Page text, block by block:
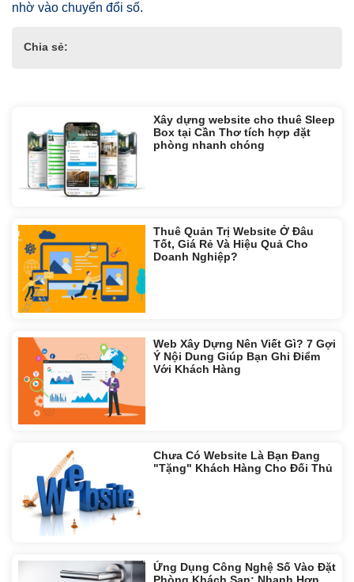
nhờ vào chuyển đổi số.
Chia sẻ:
Xây dựng website cho thuê Sleep
Box tại Cần Thơ tích hợp đặt
phòng nhanh chóng
Thuê Quản Trị Website Ở Đâu
Tốt, Giá Rẻ Và Hiệu Quả Cho
Doanh Nghiệp?
Web Xây Dựng Nên Viết Gì? 7 Gợi
Ý Nội Dung Giúp Bạn Ghi Điểm
Với Khách Hàng
Chưa Có Website Là Bạn Đang
"Tặng" Khách Hàng Cho Đối Thủ
Ứng Dụng Công Nghệ Số Vào Đặt